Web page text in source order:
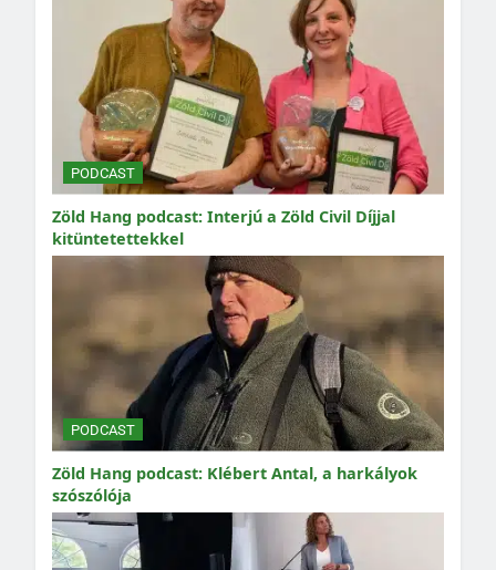
PODCAST
Zöld Hang podcast: Interjú a Zöld Civil Díjjal
kitüntetettekkel
PODCAST
Zöld Hang podcast: Klébert Antal, a harkályok
szószólója